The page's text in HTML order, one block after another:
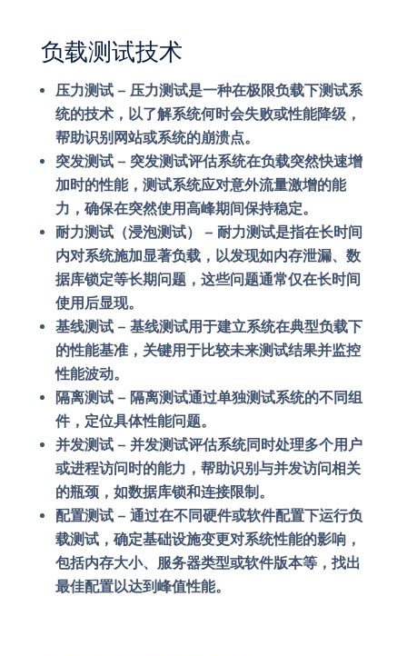
负载测试技术
压力测试– 压力测试是一种在极限负载下测试系
统的技术，以了解系统何时会失败或性能降级，
帮助识别网站或系统的崩溃点。
突发测试– 突发测试评估系统在负载突然快速增
加时的性能，测试系统应对意外流量激增的能
力，确保在突然使用高峰期间保持稳定。
耐力测试（浸泡测试）
– 耐力测试是指在长时间
内对系统施加显著负载，以发现如内存泄漏、数
据库锁定等长期问题，这些问题通常仅在长时间
使用后显现。
基线测试– 基线测试用于建立系统在典型负载下
的性能基准，关键用于比较未来测试结果并监控
性能波动。
隔离测试– 隔离测试通过单独测试系统的不同组
件，定位具体性能问题。
并发测试– 并发测试评估系统同时处理多个用户
或进程访问时的能力，帮助识别与并发访问相关
的瓶颈，如数据库锁和连接限制。
配置测试– 通过在不同硬件或软件配置下运行负
载测试，确定基础设施变更对系统性能的影响，
包括内存大小、服务器类型或软件版本等，找出
最佳配置以达到峰值性能。